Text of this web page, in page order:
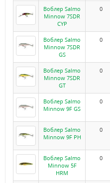
Воблер Salmo
Minnow 7SDR
CYP
0
Воблер Salmo
Minnow 7SDR
GS
0
Воблер Salmo
Minnow 7SDR
GT
0
Воблер Salmo
Minnow 9F GS
0
Воблер Salmo
Minnow 9F PH
0
Воблер Salmo
Minnow 5F
HRM
0